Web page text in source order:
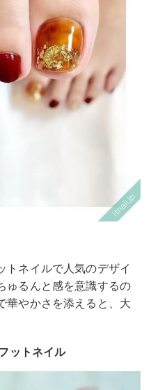
トネイルで人気のデザイ
ゅるんと感を意識するの
華やかさを添えると、大
ットネイル